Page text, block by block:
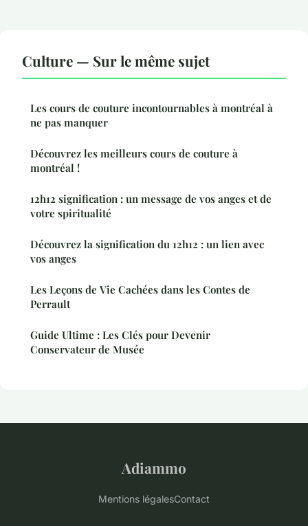
Culture — Sur le même sujet
Les cours de couture incontournables à montréal à
ne pas manquer
Découvrez les meilleurs cours de couture à
montréal !
12h12 signification : un message de vos anges et de
votre spiritualité
Découvrez la signification du 12h12 : un lien avec
vos anges
Les Leçons de Vie Cachées dans les Contes de
Perrault
Guide Ultime : Les Clés pour Devenir
Conservateur de Musée
Adiammo
Mentions légalesContact